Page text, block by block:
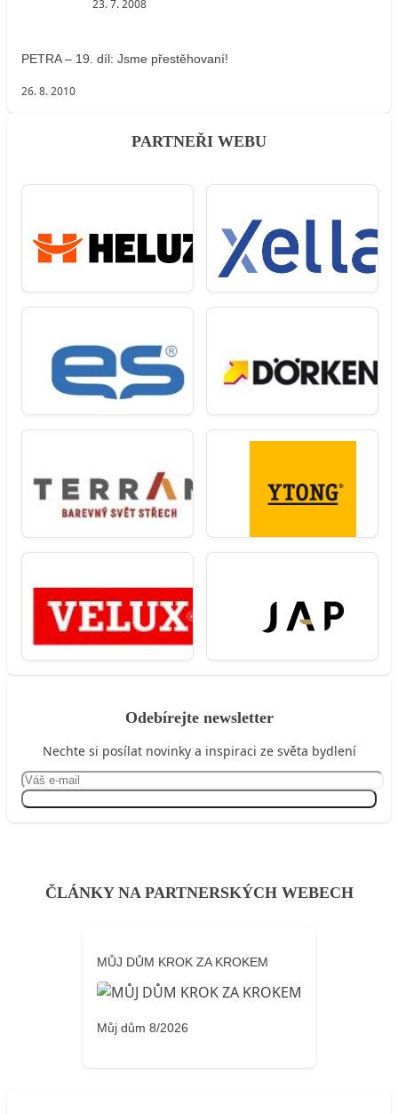
23. 7. 2008
PETRA – 19. díl: Jsme přestěhovaní!
26. 8. 2010
PARTNEŘI WEBU
Odebírejte newsletter
Nechte si posílat novinky a inspiraci ze světa bydlení
ČLÁNKY NA PARTNERSKÝCH WEBECH
MŮJ DŮM KROK ZA KROKEM
Můj dům 8/2026